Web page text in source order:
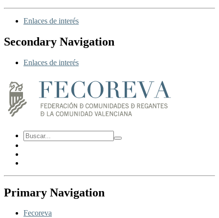
Enlaces de interés
Secondary Navigation
Enlaces de interés
Primary Navigation
Fecoreva